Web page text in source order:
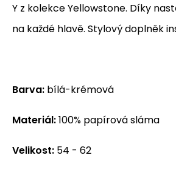
Y z kolekce Yellowstone. Díky
na každé hlavě. Stylový doplněk
Barva: bílá-krémová
Materiál:100% papírová sláma
Velikost: 54 - 62